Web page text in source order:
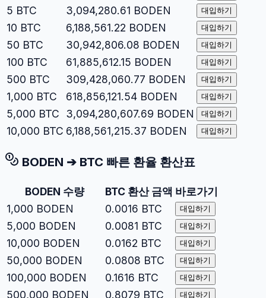
5 BTC 3,094,280.61 BODEN 대입하기
10 BTC 6,188,561.22 BODEN 대입하기
50 BTC 30,942,806.08 BODEN 대입하기
100 BTC 61,885,612.15 BODEN 대입하기
500 BTC 309,428,060.77 BODEN 대입하기
1,000 BTC 618,856,121.54 BODEN 대입하기
5,000 BTC 3,094,280,607.69 BODEN 대입하기
10,000 BTC 6,188,561,215.37 BODEN 대입하기
BODEN ➔ BTC 빠른 환율 환산표
BODEN 수량 BTC 환산 금액 바로가기
1,000 BODEN 0.0016 BTC 대입하기
5,000 BODEN 0.0081 BTC 대입하기
10,000 BODEN 0.0162 BTC 대입하기
50,000 BODEN 0.0808 BTC 대입하기
100,000 BODEN 0.1616 BTC 대입하기
500,000 BODEN 0.8079 BTC 대입하기